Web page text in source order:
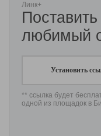
Линк+
любимый
Установить
** ссылка будет
одной из площадок в